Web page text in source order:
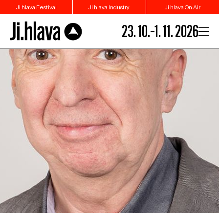
Ji.hlava Festival Ji.hlava Industry Ji.hlava On Air
23. 10.–1. 11. 2026